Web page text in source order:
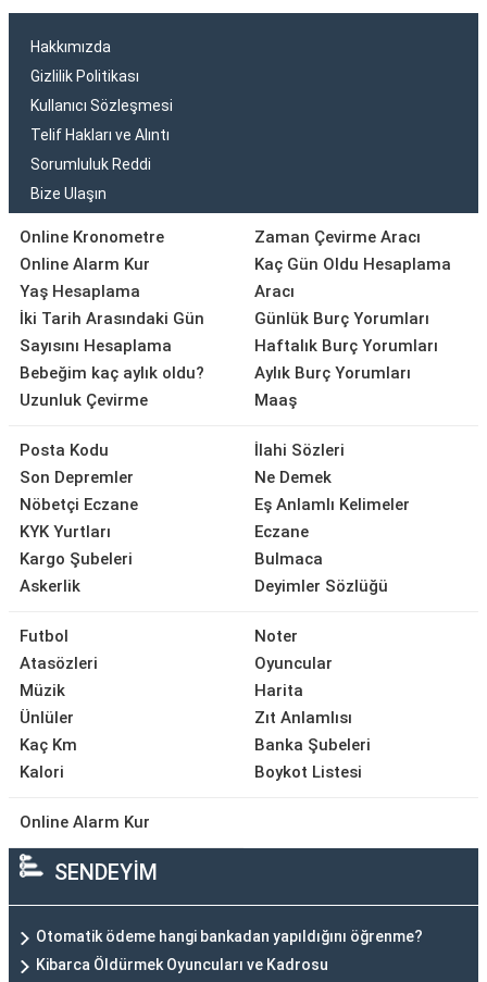
Hakkımızda
Gizlilik Politikası
Kullanıcı Sözleşmesi
Telif Hakları ve Alıntı
Sorumluluk Reddi
Bize Ulaşın
Online Kronometre
Online Alarm Kur
Yaş Hesaplama
İki Tarih Arasındaki Gün
Sayısını Hesaplama
Bebeğim kaç aylık oldu?
Uzunluk Çevirme
Zaman Çevirme Aracı
Kaç Gün Oldu Hesaplama
Aracı
Günlük Burç Yorumları
Haftalık Burç Yorumları
Aylık Burç Yorumları
Maaş
Posta Kodu
Son Depremler
Nöbetçi Eczane
KYK Yurtları
Kargo Şubeleri
Askerlik
İlahi Sözleri
Ne Demek
Eş Anlamlı Kelimeler
Eczane
Bulmaca
Deyimler Sözlüğü
Futbol
Atasözleri
Müzik
Ünlüler
Kaç Km
Kalori
Noter
Oyuncular
Harita
Zıt Anlamlısı
Banka Şubeleri
Boykot Listesi
Online Alarm Kur
SENDEYİM
Otomatik ödeme hangi bankadan yapıldığını öğrenme?
Kibarca Öldürmek Oyuncuları ve Kadrosu